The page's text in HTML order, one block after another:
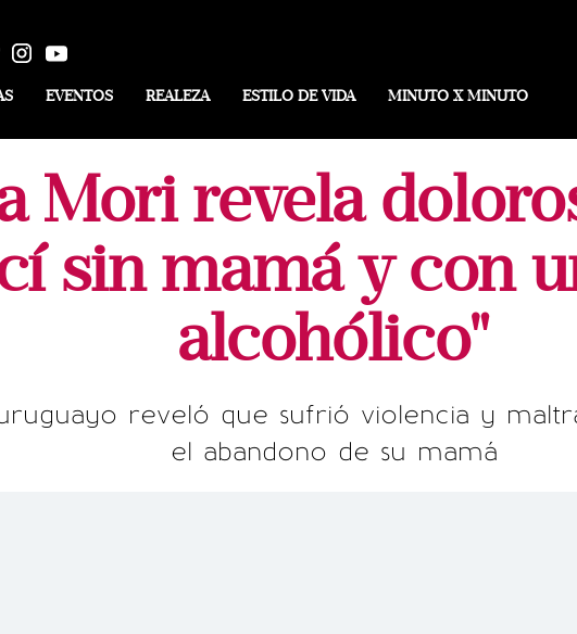
EVENTOS REALEZA ESTILO DE VIDA MINUTO X MINUTO
Mori revela
sin mamá y con
alcohólico"
reveló que sufrió violencia y
el abandono de su mamá